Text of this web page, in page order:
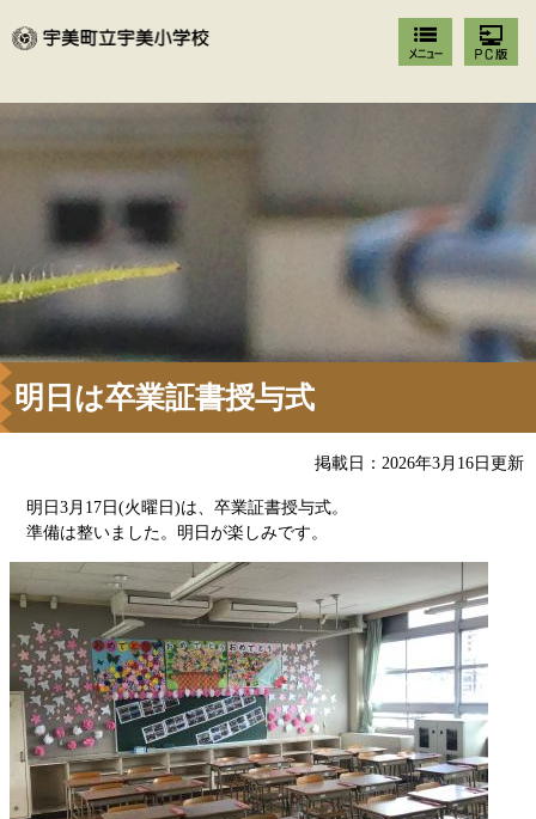
明日は卒業証書授与式
掲載日：2026年3月16日更新
明日3月17日(火曜日)は、卒業証書授与式。
準備は整いました。明日が楽しみです。